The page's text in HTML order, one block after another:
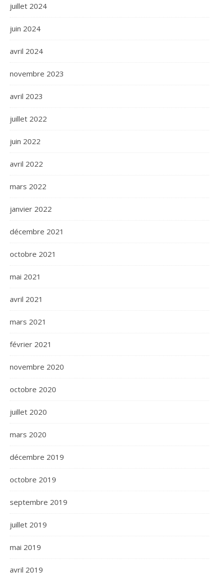
juillet 2024
juin 2024
avril 2024
novembre 2023
avril 2023
juillet 2022
juin 2022
avril 2022
mars 2022
janvier 2022
décembre 2021
octobre 2021
mai 2021
avril 2021
mars 2021
février 2021
novembre 2020
octobre 2020
juillet 2020
mars 2020
décembre 2019
octobre 2019
septembre 2019
juillet 2019
mai 2019
avril 2019